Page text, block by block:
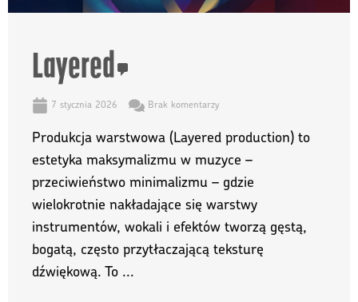
Layered
7 stycznia 2026 Brak komentarzy
Produkcja warstwowa (Layered production) to
estetyka maksymalizmu w muzyce –
przeciwieństwo minimalizmu – gdzie
wielokrotnie nakładające się warstwy
instrumentów, wokali i efektów tworzą gęstą,
bogatą, często przytłaczającą teksturę
dźwiękową. To ...